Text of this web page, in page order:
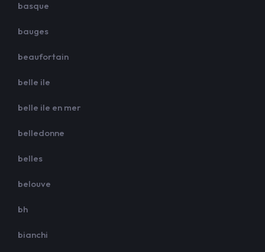
basque
bauges
beaufortain
belle ile
belle ile en mer
belledonne
belles
belouve
bh
bianchi